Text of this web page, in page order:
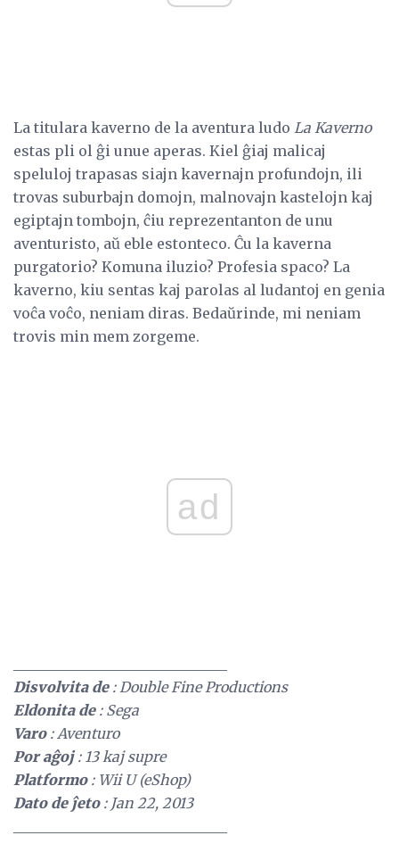
La titulara kaverno de la aventura ludo La Kaverno
estas pli ol ĝi unue aperas. Kiel ĝiaj malicaj
speluloj trapasas siajn kavernajn profundojn, ili
trovas suburbajn domojn, malnovajn kastelojn kaj
egiptajn tombojn, ĉiu reprezentanton de unu
aventuristo, aŭ eble estonteco. Ĉu la kaverna
purgatorio? Komuna iluzio? Profesia spaco? La
kaverno, kiu sentas kaj parolas al ludantoj en genia
voĉa voĉo, neniam diras. Bedaŭrinde, mi neniam
trovis min mem zorgeme.
ad
Disvolvita de : Double Fine Productions
Eldonita de: Sega
Varo: Aventuro
Por aĝoj: 13 kaj supre
Platformo: Wii U (eShop)
Dato de ĵeto: Jan 22, 2013